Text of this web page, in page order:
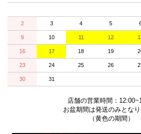
2 3 4 5
9 10 11 12
16 17 18 19
23 24 25 26
30 31
店舗の営業時間：
お盆期間は発送のみとなり
（黄色の期間）